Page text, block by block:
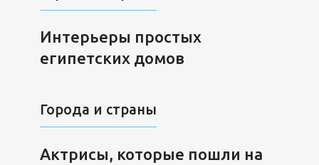
Интерьеры простых
египетских домов
Города и страны
Актрисы, которые пошли на